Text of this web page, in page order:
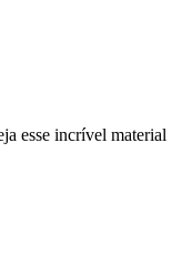
esse incrível material